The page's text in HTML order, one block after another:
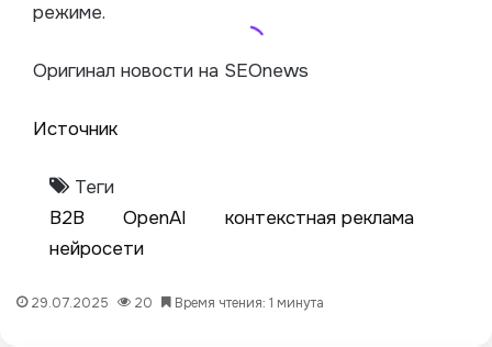
режиме.
Оригинал новости на SEOnews
Источник
Теги
B2B
OpenAI
контекстная реклама
нейросети
29.07.2025 20 Время чтения: 1 минута